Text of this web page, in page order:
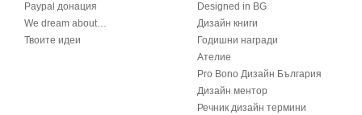
Paypal донация
We dream about…
Твоите идеи
Designed in BG
Дизайн книги
Годишни награди
Ателие
Pro Bono Дизайн България
Дизайн ментор
Речник дизайн термини